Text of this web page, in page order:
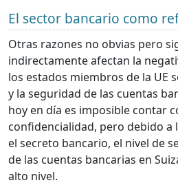
El sector bancario como
Otras razones no obvias pero
indirectamente afectan la
los estados miembros de la UE
y la seguridad de las cuentas
hoy en día es imposible contar
confidencialidad, pero debido a
el secreto bancario, el nivel de
de las cuentas bancarias en
alto nivel.